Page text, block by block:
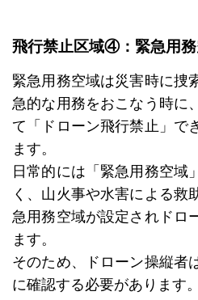
飛行禁止区域④：緊急用
緊急用務空域は災害時に捜
急的な用務をおこなう時に
て「ドローン飛行禁止」で
ます。
日常的には「緊急用務空域
く、山火事や水害による救
急用務空域が設定されドロ
ます。
そのため、ドローン操縦者
に確認する必要があります。